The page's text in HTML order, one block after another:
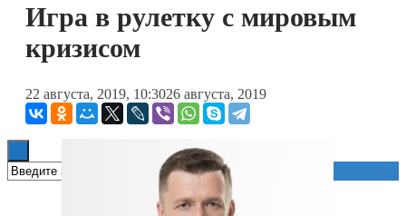
Технологии
Книги
Игра в рулетку с мировым
кризисом
22 августа, 2019, 10:3026 августа, 2019